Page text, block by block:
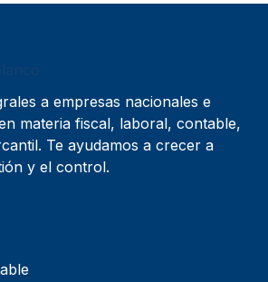
a empresas nacionales e
materia fiscal, laboral, contable,
Te ayudamos a crecer a
y el control.